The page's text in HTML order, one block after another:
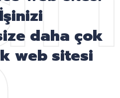
İşinizi
daha çok
web sitesi